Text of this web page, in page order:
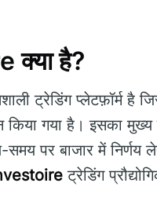
है?
ट्रेडिंग प्लेटफ़ॉर्म है
गया है। इसका मुख्य
समय पर बाजार में
ट्रेडिंग